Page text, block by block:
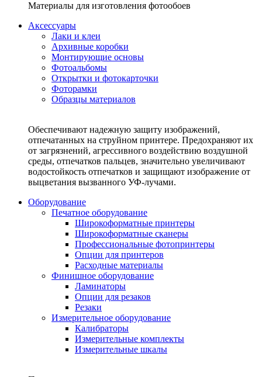
Материалы для изготовления фотообоев
Аксессуары
Лаки и клеи
Архивные коробки
Монтирующие основы
Фотоальбомы
Открытки и фотокарточки
Фоторамки
Образцы материалов
Обеспечивают надежную защиту изображений,
отпечатанных на струйном принтере. Предохраняют их
от загрязнений, агрессивного воздействию воздушной
среды, отпечатков пальцев, значительно увеличивают
водостойкость отпечатков и защищают изображение от
выцветания вызванного УФ-лучами.
Оборудование
Печатное оборудование
Широкоформатные принтеры
Широкоформатные сканеры
Профессиональные фотопринтеры
Опции для принтеров
Расходные материалы
Финишное оборудование
Ламинаторы
Опции для резаков
Резаки
Измерительное оборудование
Калибраторы
Измерительные комплекты
Измерительные шкалы